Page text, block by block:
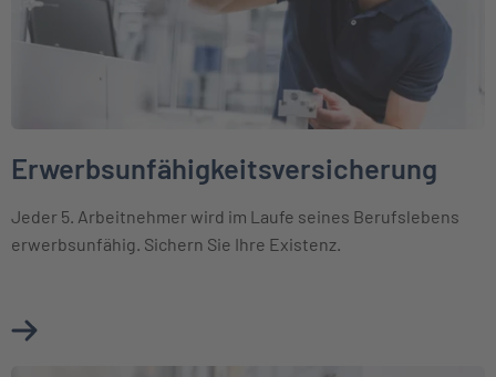
Erwerbsunfähigkeitsversicherung
Jeder 5. Arbeitnehmer wird im Laufe seines Berufslebens
erwerbsunfähig. Sichern Sie Ihre Existenz.
Mehr über Erwerbsunfähigkeitsversicherung erfahren